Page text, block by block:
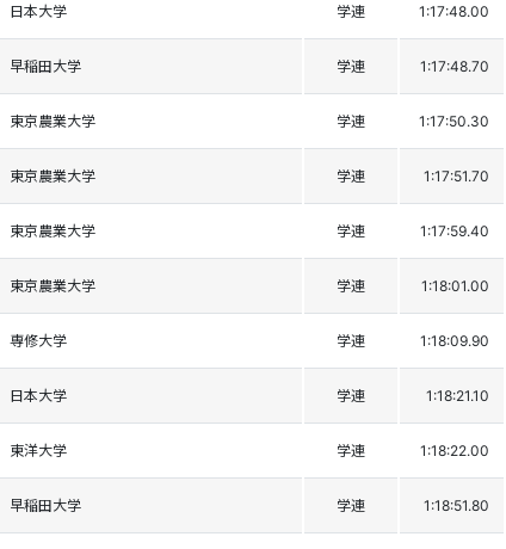
日本大学 学連 1:17:48.00
早稲田大学 学連 1:17:48.70
東京農業大学 学連 1:17:50.30
東京農業大学 学連 1:17:51.70
東京農業大学 学連 1:17:59.40
東京農業大学 学連 1:18:01.00
専修大学 学連 1:18:09.90
日本大学 学連 1:18:21.10
東洋大学 学連 1:18:22.00
早稲田大学 学連 1:18:51.80